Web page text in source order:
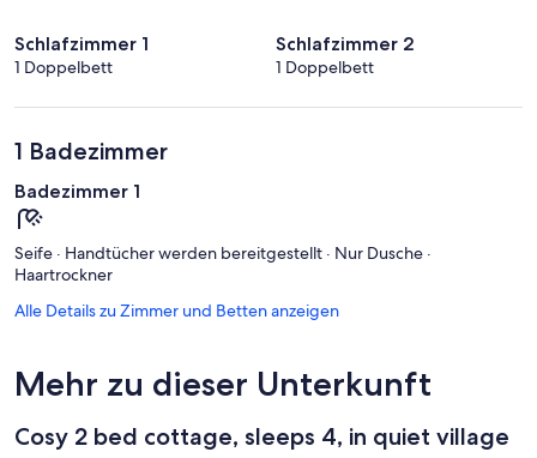
Schlafzimmer 1
1 Doppelbett
Schlafzimmer 2
1 Doppelbett
1 Badezimmer
Badezimmer 1
Seife · Handtücher werden bereitgestellt · Nur Dusche ·
Haartrockner
Alle Details zu Zimmer und Betten anzeigen
Mehr zu dieser Unterkunft
Cosy 2 bed cottage, sleeps 4, in quiet village